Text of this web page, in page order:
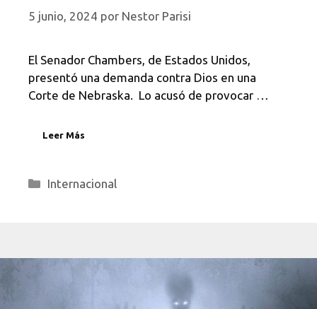
5 junio, 2024 por Nestor Parisi
El Senador Chambers, de Estados Unidos,
presentó una demanda contra Dios en una
Corte de Nebraska. Lo acusó de provocar …
Leer Más
Categorías
Internacional